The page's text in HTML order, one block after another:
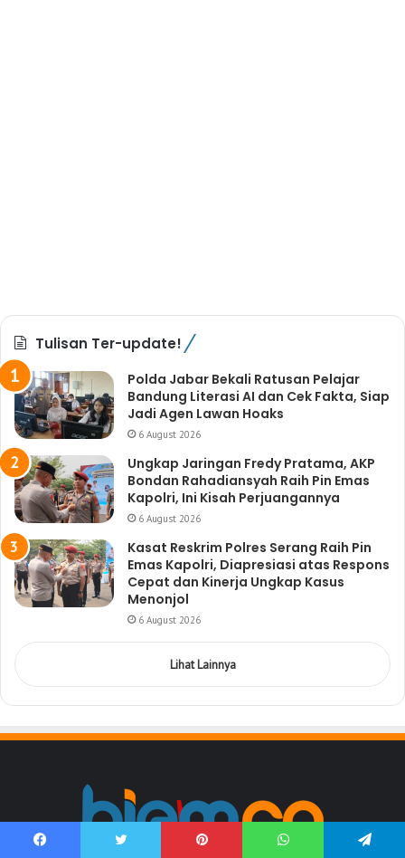
Tulisan Ter-update!
Polda Jabar Bekali Ratusan Pelajar
Bandung Literasi AI dan Cek Fakta, Siap
Jadi Agen Lawan Hoaks
6 August 2026
Ungkap Jaringan Fredy Pratama, AKP
Bondan Rahadiansyah Raih Pin Emas
Kapolri, Ini Kisah Perjuangannya
6 August 2026
Kasat Reskrim Polres Serang Raih Pin
Emas Kapolri, Diapresiasi atas Respons
Cepat dan Kinerja Ungkap Kasus
Menonjol
6 August 2026
Lihat Lainnya